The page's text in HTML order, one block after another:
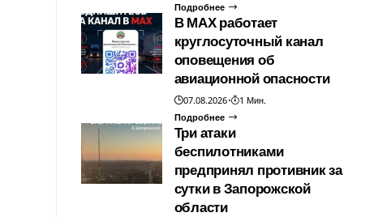
Подробнее
В МАХ работает
круглосуточный канал
оповещения об
авиационной опасности
07.08.2026
1 Мин.
Подробнее
Три атаки
беспилотниками
предпринял противник за
сутки в Запорожской
области